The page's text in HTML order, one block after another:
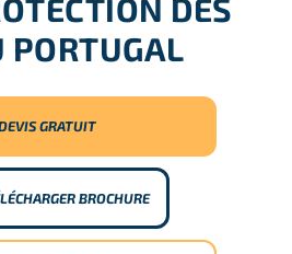
DES
PORTUGAL
GRATUIT
BROCHURE